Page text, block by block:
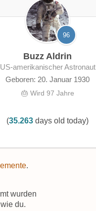
96
Buzz Aldrin
US-amerikanischer Astronaut
Geboren: 20. Januar 1930
🎂 Wird 97 Jahre
(35.263 days old today)
.
wurden
du.